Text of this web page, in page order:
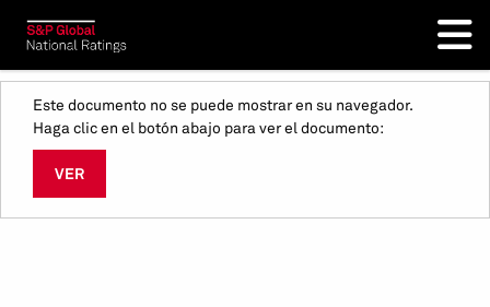
Este documento no se puede mostrar en su navegador.
Haga clic en el botón abajo para ver el documento:
VER